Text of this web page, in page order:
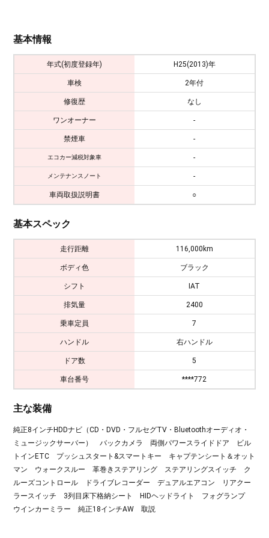
基本情報
年式(初度登録年) H25(2013)年
車検 2年付
修復歴 なし
ワンオーナー -
禁煙車 -
エコカー減税対象車 -
メンテナンスノート -
車両取扱説明書 ○
基本スペック
走行距離 116,000km
ボディ色 ブラック
シフト IAT
排気量 2400
乗車定員 7
ハンドル 右ハンドル
ドア数 5
車台番号 ****772
主な装備
純正8インチHDDナビ（CD・DVD・フルセグTV・Bluetoothオーディオ・
ミュージックサーバー） バックカメラ 両側パワースライドドア ビル
トインETC プッシュスタート&スマートキー キャプテンシート＆オット
マン ウォークスルー 革巻きステアリング ステアリングスイッチ ク
ルーズコントロール ドライブレコーダー デュアルエアコン リアクー
ラースイッチ 3列目床下格納シート HIDヘッドライト フォグランプ
ウインカーミラー 純正18インチAW 取説